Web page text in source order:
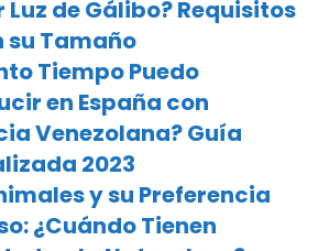
Luz de Gálibo? Requisitos
su Tamaño
Tiempo Puedo
en España con
Venezolana? Guía
2023
y su Preferencia
¿Cuándo Tienen